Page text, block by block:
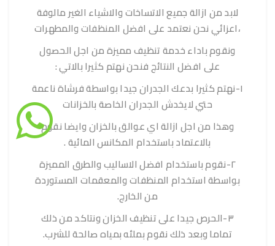
لابد من ازالة جميع الاتساخات والاشياء الغير مالوفة
،اعزائي نحن نعتمد على افضل المنظفات والمطهرات
ونقوم باداء خدمة تنظيف مميزة من اجل الحصول
على افضل النتائج فنحن نهتم كثيرا بالاتي :
١-نهتم كثيرا بدعك الجدران جيدا بواسطة فرشاة ناعمة
حتي لايخدش الجدران الخاصة بالخزانات
وهذا من اجل ازالة اي عوالق بالخزان وايضا نقوم
بالاعتماد باستخدام المكانس المائية .
٢-نقوم باستخدام افضل الاساليب والطرق المميزة
بواسطة استخدام المنظفات والمعقمات المستوردة
من الخارج.
٣-الحرص جيدا على تنظيف الخزان ونتاكد من ذلك
تماما وبعد ذلك نقوم بملئه بمياه صالحة للشرب.